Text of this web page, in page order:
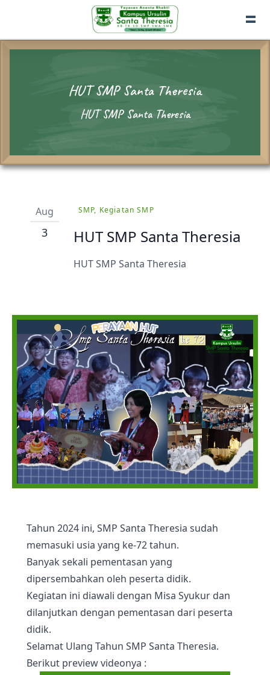
HUT SMP Santa Theresia
HUT SMP Santa Theresia
Aug
3
SMP, Kegiatan SMP
HUT SMP Santa Theresia
HUT SMP Santa Theresia
Tahun 2024 ini, SMP Santa Theresia sudah
memasuki usia yang ke-72 tahun.
Banyak sekali pementasan yang
dipersembahkan oleh peserta didik.
Kegiatan ini diawali dengan Misa Syukur dan
dilanjutkan dengan pementasan dari peserta
didik.
Selamat Ulang Tahun SMP Santa Theresia.
Berikut preview videonya :